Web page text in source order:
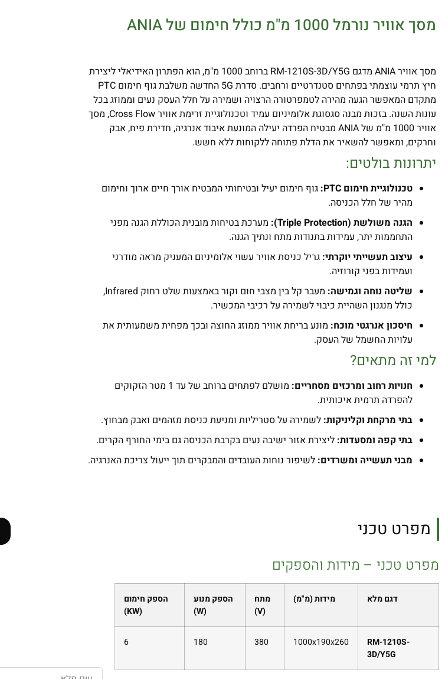
מסך אוויר נורמל 1000 מ"מ כולל חימום של ANIA
מסך אוויר ANIA מדגם RM-1210S-3D/Y5G ברוחב 1000 מ"מ, הוא הפתרון האידיאלי ליצירת
חיץ תרמי עוצמתי בפתחים סטנדרטיים ורחבים. סדרת 5G החדשה משלבת גוף חימום PTC
מתקדם המאפשר הגעה מהירה לטמפרטורה הרצויה ושמירה על חלל העסק נעים וממוזג בכל
עונות השנה. בזכות מבנה סגסוגת אלומיניום עמיד וטכנולוגיית זרימת אוויר Cross Flow, מסך
אוויר 1000 מ"מ של ANIA מבטיח הפרדה יעילה המונעת איבוד אנרגיה, חדירת פיח, אבק
וחרקים, ומאפשר להשאיר את הדלת פתוחה ללקוחות ללא חשש.
יתרונות בולטים:
טכנולוגיית חימום PTC:
גוף חימום יעיל ובטיחותי המבטיח אורך חיים ארוך וחימום
מהיר של חלל הכניסה.
הגנה משולשת (Triple Protection):
מערכת בטיחות מובנית הכוללת הגנה מפני
התחממות יתר, עמידות בתנודות מתח ונתיך הגנה.
עיצוב תעשייתי יוקרתי: גריל כניסת אוויר עשוי אלומיניום המעניק מראה מודרני
ועמידות בפני קורוזיה.
שליטה נוחה וגמישה:
מעבר קל בין מצבי חום וקור באמצעות שלט רחוק Infrared,
כולל מנגנון השהיית כיבוי לשמירה על רכיבי המכשיר.
חיסכון אנרגטי מוכח: מונע בריחת אוויר ממוזג החוצה ובכך מפחית משמעותית את
עלויות החשמל של העסק.
למי זה מתאים?
חנויות רחוב ומרכזים מסחריים:
מושלם לפתחים ברוחב של עד 1 מטר הזקוקים
להפרדה תרמית איכותית.
בתי מרקחת וקליניקות: לשמירה על סטריליות ומניעת כניסת מזהמים ואבק מבחוץ.
בתי קפה ומסעדות: ליצירת אזור ישיבה נעים בקרבת הכניסה גם בימי החורף הקרים.
מבני תעשייה ומשרדים: לשיפור נוחות העובדים והמבקרים תוך ייעול צריכת האנרגיה.
מפרט טכני
מפרט טכני – מידות והספקים
דגם מלא מידות (מ"מ)
מתח
(V)
הספק מנוע
(W)
הספק חימום
(KW)
RM-1210S-
3D/Y5G
1000x190x260
380
180
6